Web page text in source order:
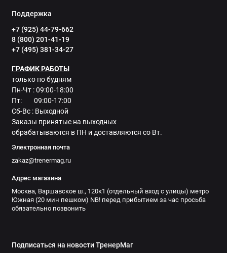
Поддержка
+7 (925) 44-79-662
8 (800) 201-41-19
+7 (495) 381-34-27
ГРАФИК РАБОТЫ
только по будням
Пн-Чт : 09:00-18:00
Пт: 09:00-17:00
Сб-Вс : Выходной
Заказы принятые на выходных
обрабатываются в ПН и доставляются со Вт.
Электронная почта
zakaz@trenermag.ru
Адрес магазина
Москва, Варшавское ш., 120к1 (отдельный вход с улицы) метро
Южная (20 мин пешком) NB! перед прибытием за час просьба
обязательно позвонить
Подписаться на новости ТренерМаг